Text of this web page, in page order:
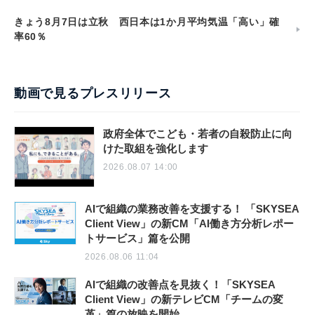
きょう8月7日は立秋 西日本は1か月平均気温「高い」確
率60％
動画で見るプレスリリース
政府全体でこども・若者の自殺防止に向
けた取組を強化します
2026.08.07 14:00
AIで組織の業務改善を支援する！ 「SKYSEA
Client View」の新CM「AI働き方分析レポー
トサービス」篇を公開
2026.08.06 11:04
AIで組織の改善点を見抜く！「SKYSEA
Client View」の新テレビCM「チームの変